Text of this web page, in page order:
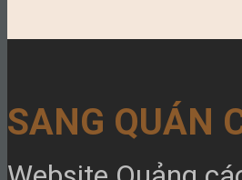
SANG QUÁN